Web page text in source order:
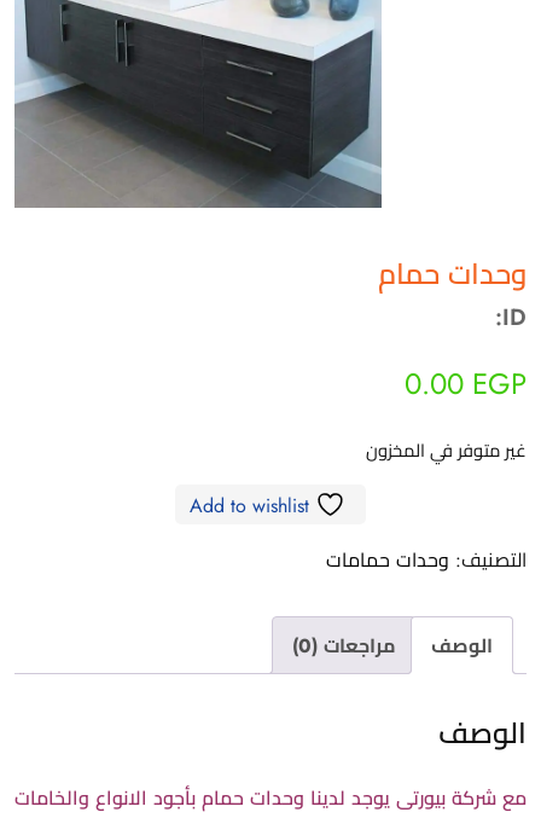
وحدات حمام
ID:
0.00 EGP
غير متوفر في المخزون
Add to wishlist
التصنيف: وحدات حمامات
الوصف مراجعات (0)
الوصف
مع شركة بيورتى يوجد لدينا وحدات حمام بأجود الانواع والخامات
أهلاً بيك!
أنا ذكي مساعدك الرقمي
تقدر تبعت استفساراتك هنا وهرد عليك فوراً.
محتاج فني تركيب